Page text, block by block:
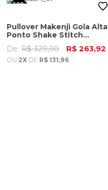
20%
Pullover Makenji Gola Alta
Ponto Shake Stitch
Masculino Bordo
De: R$ 329,90 R$ 263,92
OU 2X DE R$ 131,96